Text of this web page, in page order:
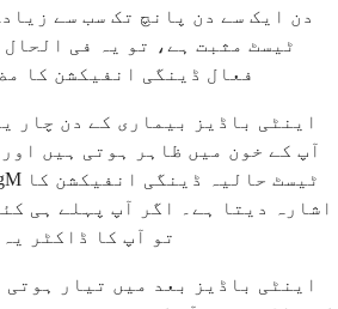
دن ایک سے دن پانچ تک سب سے
فعال ڈینگی انفیکشن کا
آپ کے خون میں ظاہر ہوتی ہیں
اشارہ دیتا ہے۔ اگر آپ پہلے ہی
تو آپ کا ڈاکٹر